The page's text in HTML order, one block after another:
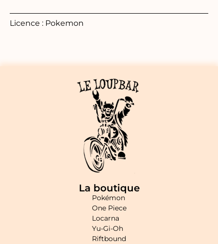
Licence : Pokemon
La boutique
Pokémon
One Piece
Locarna
Yu-Gi-Oh
Riftbound